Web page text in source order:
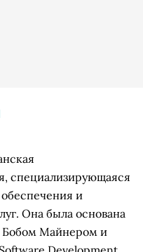
специализирующаяся
и
Она была основана
Бобом Майнером и